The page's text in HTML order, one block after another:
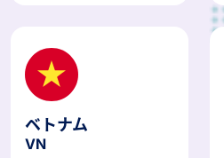
ベトナム
VN